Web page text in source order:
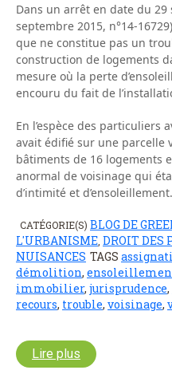
Dans un arrêt en date du 29
septembre 2015, n°14-
que ne constitue pas un
construction de logements
mesure où la perte
encouru du fait de
En l’espèce des particuliers
avait édifié sur une parcelle
bâtiments de 16 logements
anormal de voisinage qui
d’intimité et d’ensoleillement.
CATÉGORIE(S) BLOG DE
L'URBANISME DROIT DES
NUISANCES TAGS
démolition,
immobilier, jurisprudence,
recours, trouble, voisinage,
Lire plus